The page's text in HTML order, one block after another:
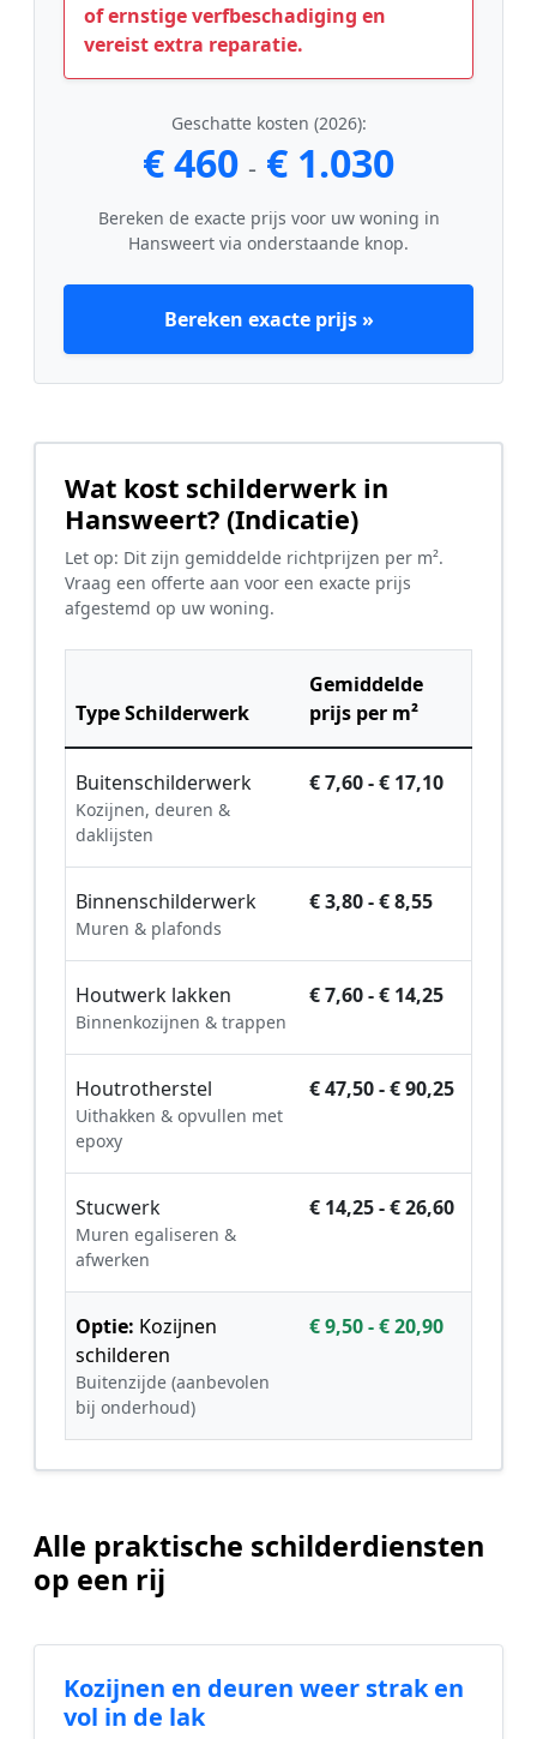
of ernstige verfbeschadiging en
vereist extra reparatie.
Geschatte kosten (2026):
€ 460 - € 1.030
Bereken de exacte prijs voor uw woning in
Hansweert via onderstaande knop.
Bereken exacte prijs »
Wat kost schilderwerk in
Hansweert? (Indicatie)
Let op: Dit zijn gemiddelde richtprijzen per m².
Vraag een offerte aan voor een exacte prijs
afgestemd op uw woning.
Type Schilderwerk
Gemiddelde
prijs per m²
Buitenschilderwerk
Kozijnen, deuren &
daklijsten
€ 7,60 - € 17,10
Binnenschilderwerk
Muren & plafonds
€ 3,80 - € 8,55
Houtwerk lakken
Binnenkozijnen & trappen
€ 7,60 - € 14,25
Houtrotherstel
Uithakken & opvullen met
epoxy
€ 47,50 - € 90,25
Stucwerk
Muren egaliseren &
afwerken
€ 14,25 - € 26,60
Optie: Kozijnen
schilderen
Buitenzijde (aanbevolen
bij onderhoud)
€ 9,50 - € 20,90
Alle praktische schilderdiensten
op een rij
Kozijnen en deuren weer strak en
vol in de lak